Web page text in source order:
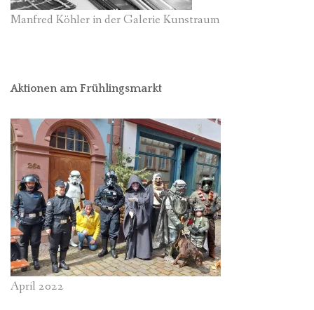
Manfred Köhler in der Galerie Kunstraum
Aktionen am Frühlingsmarkt
April 2022